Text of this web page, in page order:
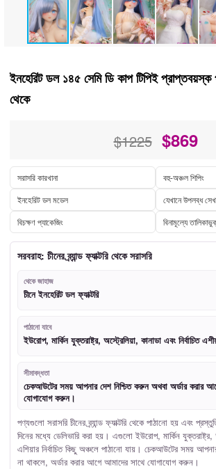
ইনহেরিট ডল ১৪৫ সেমি ডি কাপ টিপিই প্রাপ্তবয়স্ক
থেকে
$1225 $869
সরাসরি কারখানা
বহু-অঞ্চল শিপিং
ইনহেরিট ডল মডেল
যেখানে উপলব্ধ
বিচক্ষণ প্যাকেজিং
বিনামূল্যে
সরবরাহ: চীনের ব্র্যান্ড ফ্যাক্টরি থেকে সরাসরি
থেকে জাহাজ
চীনে ইনহেরিট ডল ফ্যাক্টরি
পাঠানো যাবে
ইউরোপ, মার্কিন যুক্তরাষ্ট্র, অস্ট্রেলিয়া, কানাডা এবং নির্বাচিত
সীমাবদ্ধতা
চেকআউটের সময় আপনার দেশ নিশ্চিত করুন অথবা অর্ডার করার
যোগাযোগ করুন।
পণ্যগুলো সরাসরি চীনের ব্র্যান্ড ফ্যাক্টরি থেকে পাঠানো হয় এবং
দিনের মধ্যে ডেলিভারি করা হয়। এগুলো ইউরোপ, মার্কিন যুক্তরাষ্ট্র,
এশিয়ার নির্বাচিত কিছু অঞ্চলে পাঠানো যায়। চেকআউটের সময়
না থাকলে, অর্ডার করার আগে আমাদের সাথে যোগাযোগ করুন।